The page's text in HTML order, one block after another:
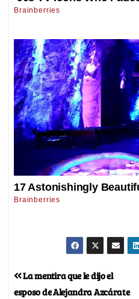
La mentira que le dijo el
esposo de Alejandra Azcárate